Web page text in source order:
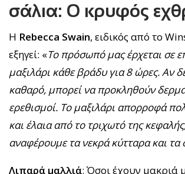
σάλια: Ο κρυφός
Η Rebecca Swain, ειδικός από το
εξηγεί: «Το πρόσωπό μας έρχεται σε
μαξιλάρι κάθε βράδυ για 8 ώρες. Αν
καθαρό, μπορεί να προκληθούν
ερεθισμοί. Το μαξιλάρι απορροφά
και έλαια από το τριχωτό της
αναφέρουμε τα νεκρά κύτταρα και τα
Λιπαρά μαλλιά: Όσοι έχουν μακριά